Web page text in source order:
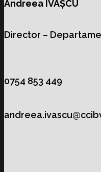
Andreea IVAȘCU
Director –
0754 853 449